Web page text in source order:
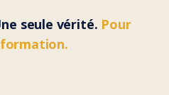
seule vérité. Pour